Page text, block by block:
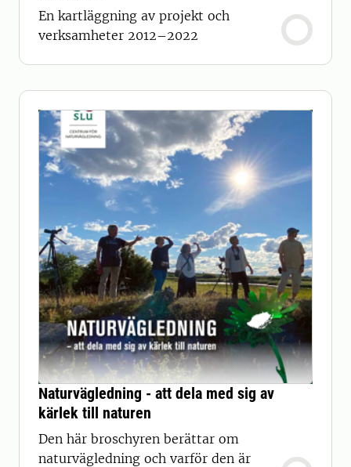
En kartläggning av projekt och
verksamheter 2012–2022
Naturvägledning - att dela med sig av
kärlek till naturen
Den här broschyren berättar om
naturvägledning och varför den är